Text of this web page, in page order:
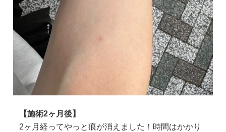
【施術2ヶ月後】
2ヶ月経ってやっと痕が消えました！時間はかかり